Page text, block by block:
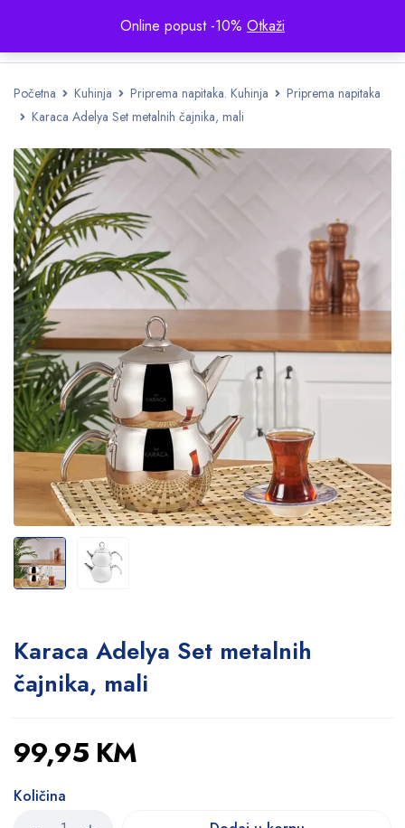
Online popust -10% Otkaži
Početna Kuhinja Priprema napitaka. Kuhinja
Priprema napitaka
Karaca Adelya Set metalnih čajnika, mali
Karaca Adelya Set metalnih
čajnika, mali
99,95 KM
Količina